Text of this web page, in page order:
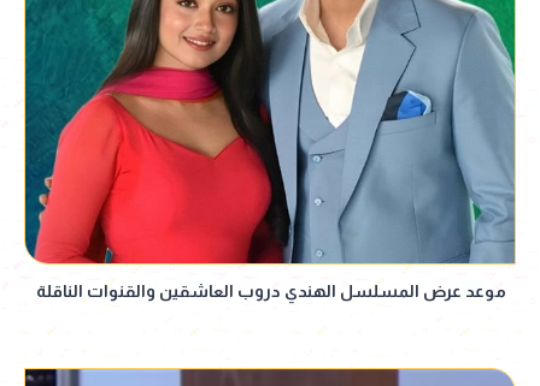
موعد عرض المسلسل الهندي دروب العاشقين والقنوات الناقلة